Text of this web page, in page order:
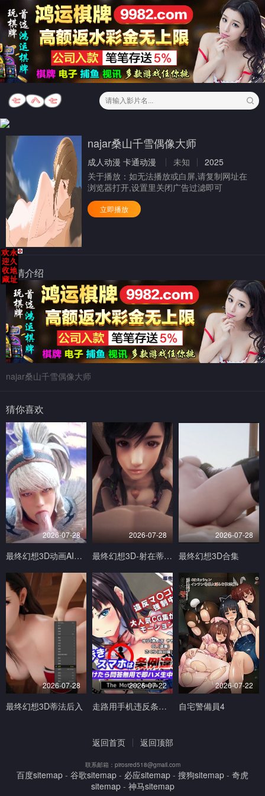
najar桑山千雪偶像大师
成人动漫 卡通动漫 未知
2025
关于播放： 如无法播放或白屏,请复制网址在
浏览器打开,设置里关闭广告过滤即可
立即播放
剧情介绍
najar桑山千雪偶像大师
猜你喜欢
2026-07-28
最终幻想3D动画AI生成完美画质
2026-07-28
最终幻想3D-射在蒂法的奶子小穴和嘴上V
2026-07-28
最终幻想3D合集
2026-07-28
最终幻想3D蒂法后入
2026-07-22
走路用手机违反条例发现到就问答无用马上无套抽插中出TheMotionAnimed_177879
2026-07-22
自宅警備員4
返回首页 返回顶部
联系邮箱：pirosred518@gmail.com
百度sitemap - 谷歌sitemap - 必应sitemap - 搜狗sitemap - 奇虎
sitemap- 神马sitemap